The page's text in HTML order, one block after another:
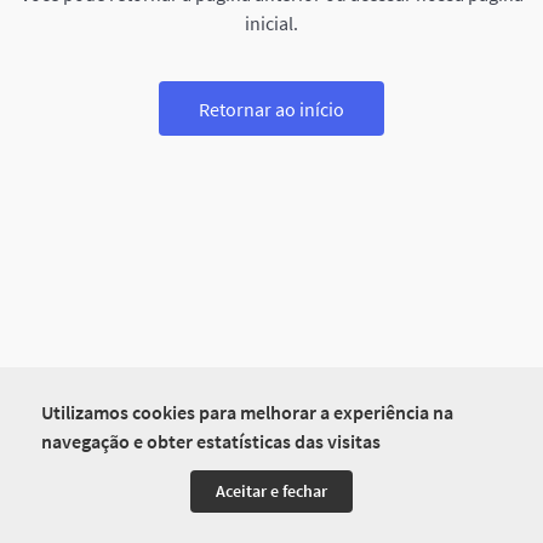
Utilizamos cookies para melhorar a experiência na
navegação e obter estatísticas das visitas
Aceitar e fechar
inicial.
Retornar ao início